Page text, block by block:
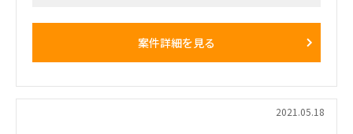
案件詳細を見る
2021.05.18